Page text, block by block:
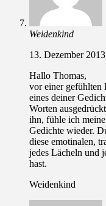
Weidenkind
13. Dezember
Hallo Thomas,
vor einer gefühlten
eines deiner
Worten
ihn, fühle ich
Gedichte wieder.
diese emotinalen,
jedes Lächeln und
hast.
Weidenkind